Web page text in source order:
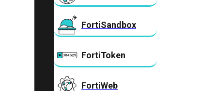
FortiSandbox
FortiToken
FortiWeb